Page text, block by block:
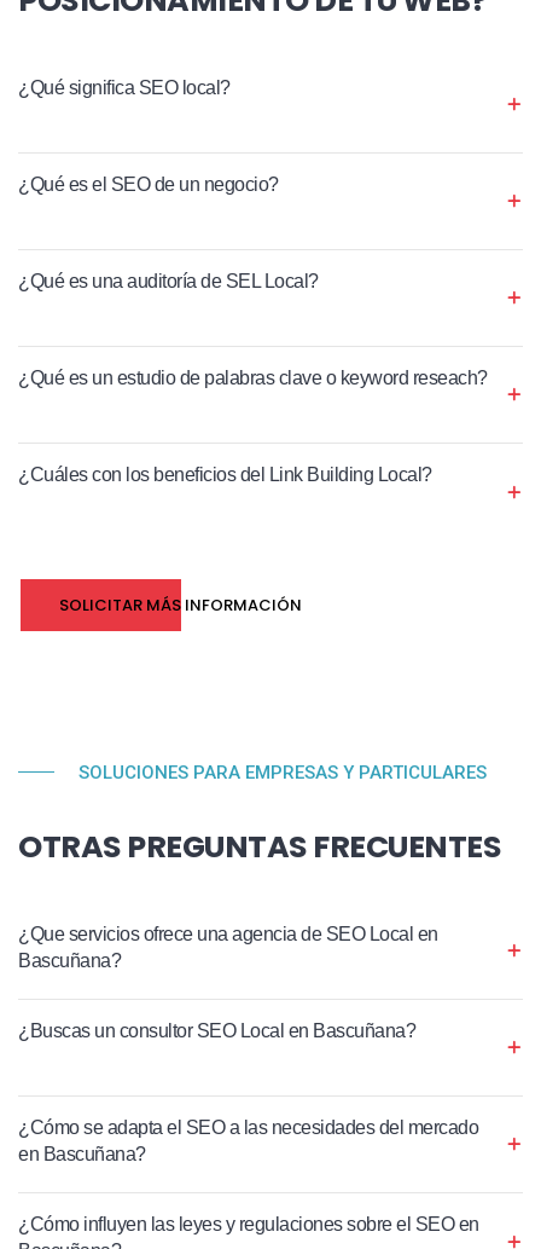
¿Qué significa SEO local?
¿Qué es el SEO de un negocio?
¿Qué es una auditoría de SEL Local?
¿Qué es un estudio de palabras clave o keyword reseach?
¿Cuáles con los beneficios del Link Building Local?
SOLICITAR MÁS INFORMACIÓN
SOLUCIONES PARA EMPRESAS Y PARTICULARES
OTRAS PREGUNTAS FRECUENTES
¿Que servicios ofrece una agencia de SEO Local en
Bascuñana?
¿Buscas un consultor SEO Local en Bascuñana?
¿Cómo se adapta el SEO a las necesidades del mercado
en Bascuñana?
¿Cómo influyen las leyes y regulaciones sobre el SEO en